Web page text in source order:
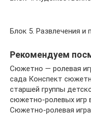
Блок 5. Развлечения и
Рекомендуем
Сюжетно — ролевая
сада Конспект
старшей группы
сюжетно-ролевых игр
Сюжетно-ролевая